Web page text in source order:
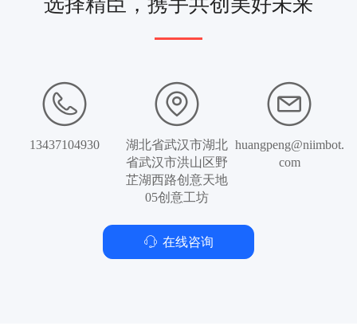
ꁱ 在线咨询
13437104930
湖北省武汉市湖北
省武汉市洪山区野
芷湖西路创意天地
05创意工坊
huangpeng@niimbot.
com